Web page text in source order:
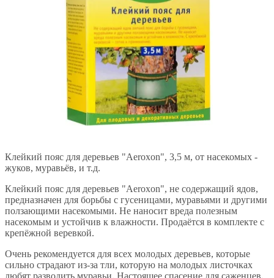
Клейкий пояс для деревьев "Aeroxon", 3,5 м, от насекомых -
жуков, муравьёв, и т.д.
Клейкий пояс для деревьев "Aeroxon", не содержащий ядов,
предназначен для борьбы с гусеницами, муравьями и другими
ползающими насекомыми. Не наносит вреда полезным
насекомым и устойчив к влажности. Продаётся в комплекте с
крепёжной веревкой.
Очень рекомендуется для всех молодых деревьев, которые
сильно страдают из-за тли, которую на молодых листочках
любят разводить муравьи. Настоящее спасение для саженцев,